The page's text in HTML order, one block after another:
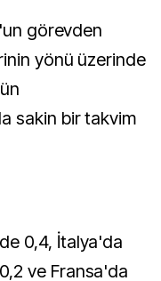
görevden
yönü üzerinde
sakin bir takvim
0,4, İtalya'da
ve Fransa'da